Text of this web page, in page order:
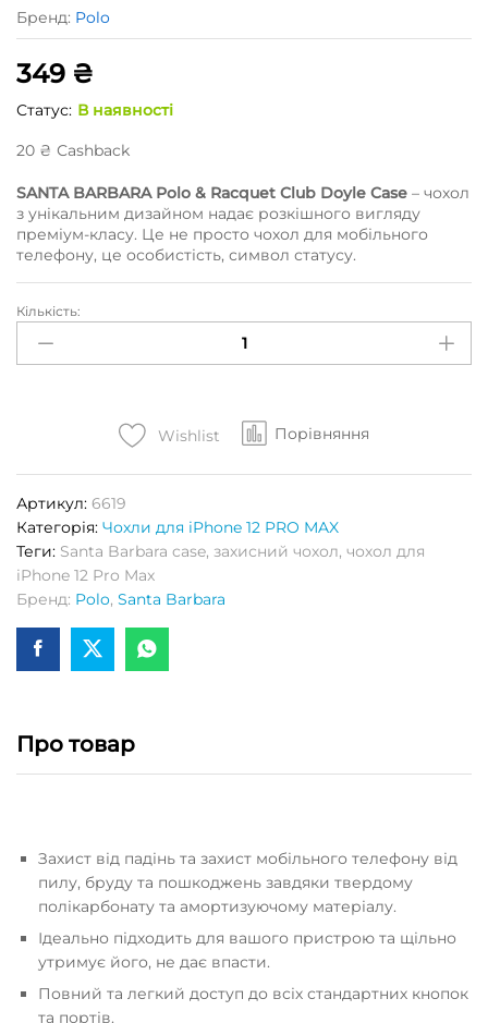
Бренд: Polo
349 ₴
Статус: В наявності
20 ₴ Сashback
SANTA BARBARA Polo & Racquet Club Doyle Case – чохол
з унікальним дизайном надає розкішного вигляду
преміум-класу. Це не просто чохол для мобільного
телефону, це особистість, символ статусу.
Чохол
для
iPhone
Polo
and
Racquet
Club
Doyle
Case
Carbon
(чорний)
Кількість:
Wishlist Порівняння
Артикул: 6619
Категорія: Чохли для iPhone 12 PRO MAX
Теги: Santa Barbara case, захисний чохол, чохол для
iPhone 12 Pro Max
Бренд: Polo, Santa Barbara
Про товар
Захист від падінь та захист мобільного телефону від
пилу, бруду та пошкоджень завдяки твердому
полікарбонату та амортизуючому матеріалу.
Ідеально підходить для вашого пристрою та щільно
утримує його, не дає впасти.
Повний та легкий доступ до всіх стандартних кнопок
та портів.